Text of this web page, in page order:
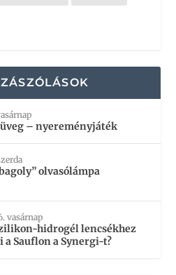
– nyereményjáték
olvasólámpa
vasárnap
hidrogél lencsékhez
Sauflon a Synergi-t?